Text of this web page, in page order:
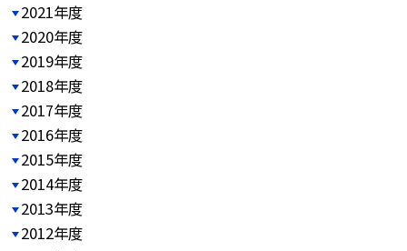
2021年度
2020年度
2019年度
2018年度
2017年度
2016年度
2015年度
2014年度
2013年度
2012年度